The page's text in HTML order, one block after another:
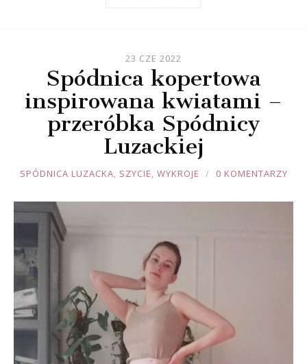
23 CZE 2022
Spódnica kopertowa
inspirowana kwiatami –
przeróbka Spódnicy
Luzackiej
JOULE
SPÓDNICA LUZACKA, SZYCIE, WYKROJE 0 KOMENTARZY